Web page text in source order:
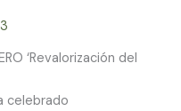
‘Revalorización del
celebrado